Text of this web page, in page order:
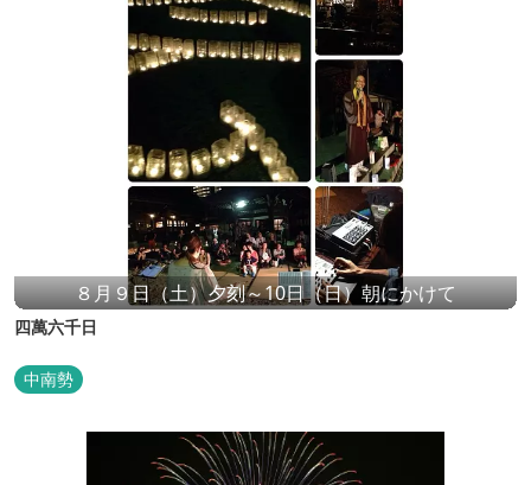
８月９日（土）夕刻～10日（日）朝にかけて
四萬六千日
中南勢